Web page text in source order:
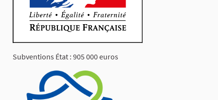
Subventions État : 905 000 euros